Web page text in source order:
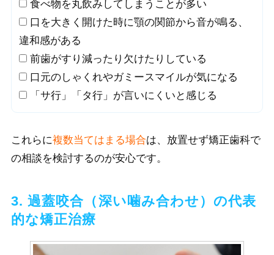
食べ物を丸飲みしてしまうことが多い
口を大きく開けた時に顎の関節から音が鳴る、
違和感がある
前歯がすり減ったり欠けたりしている
口元のしゃくれやガミースマイルが気になる
「サ行」「タ行」が言いにくいと感じる
これらに複数当てはまる場合は、放置せず矯正歯科で
の相談を検討するのが安心です。
3. 過蓋咬合（深い噛み合わせ）の代表
的な矯正治療